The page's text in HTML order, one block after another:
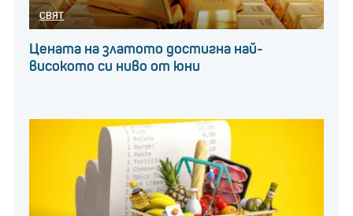
СВЯТ
Цената на златото достигна най-
високото си ниво от юни